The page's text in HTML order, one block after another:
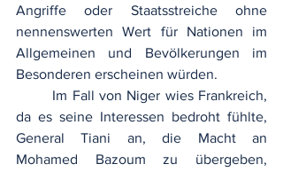
Angriffe oder Staatsstreiche ohne
nennenswerten Wert für Nationen im
Allgemeinen und Bevölkerungen im
Besonderen erscheinen würden.
da es seine Interessen bedroht fühlte,
General Tiani an, die Macht an
Mohamed Bazoum zu übergeben,